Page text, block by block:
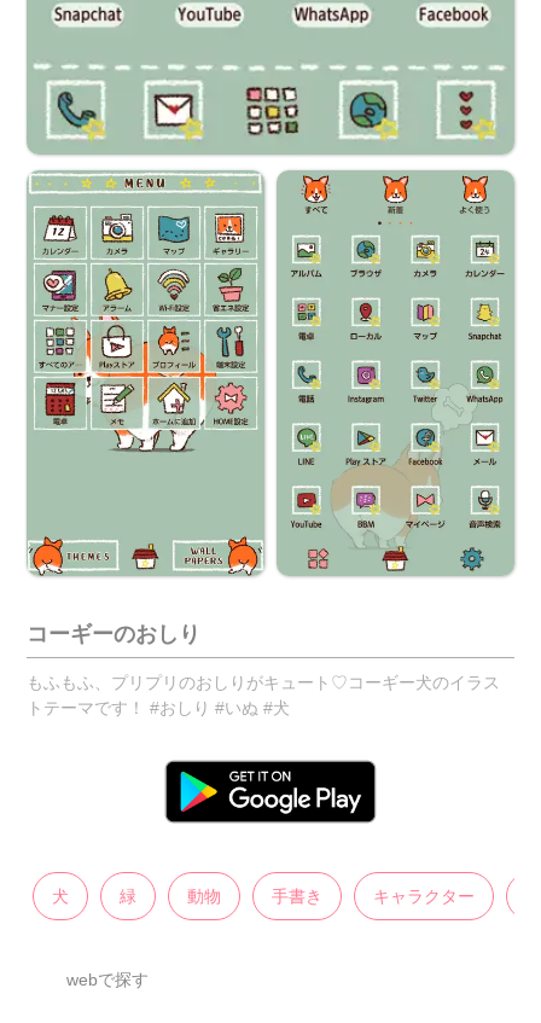
コーギーのおしり
もふもふ、プリプリのおしりがキュート♡コーギー犬のイラス
トテーマです！ #おしり #いぬ #犬
犬 緑 動物 手書き キャラクター
webで探す